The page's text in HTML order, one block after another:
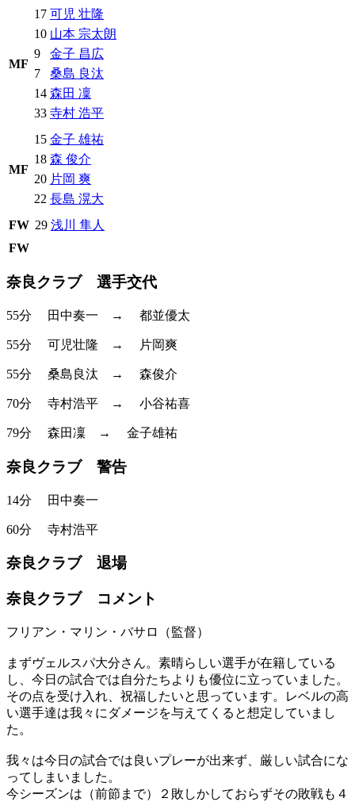
MF
17 可児 壮隆
10 山本 宗太朗
9
金子 昌広
7
桑島 良汰
14 森田 凜
33 寺村 浩平
MF
15 金子 雄祐
18 森 俊介
20 片岡 爽
22 長島 滉大
FW 29 浅川 隼人
FW
奈良クラブ 選手交代
55分 田中奏一 → 都並優太
55分 可児壮隆 → 片岡爽
55分 桑島良汰 → 森俊介
70分 寺村浩平 → 小谷祐喜
79分 森田凜 → 金子雄祐
奈良クラブ 警告
14分 田中奏一
60分 寺村浩平
奈良クラブ 退場
奈良クラブ コメント
フリアン・マリン・バサロ（監督）
まずヴェルスパ大分さん。素晴らしい選手が在籍している
し、今日の試合では自分たちよりも優位に立っていました。
その点を受け入れ、祝福したいと思っています。レベルの高
い選手達は我々にダメージを与えてくると想定していまし
た。
我々は今日の試合では良いプレーが出来ず、厳しい試合にな
ってしまいました。
今シーズンは（前節まで）２敗しかしておらずその敗戦も４